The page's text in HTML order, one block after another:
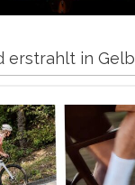
erstrahlt in Gelb